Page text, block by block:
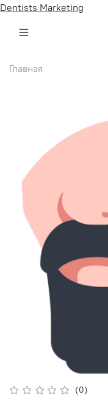
Dentists Marketing
Главная
(0)